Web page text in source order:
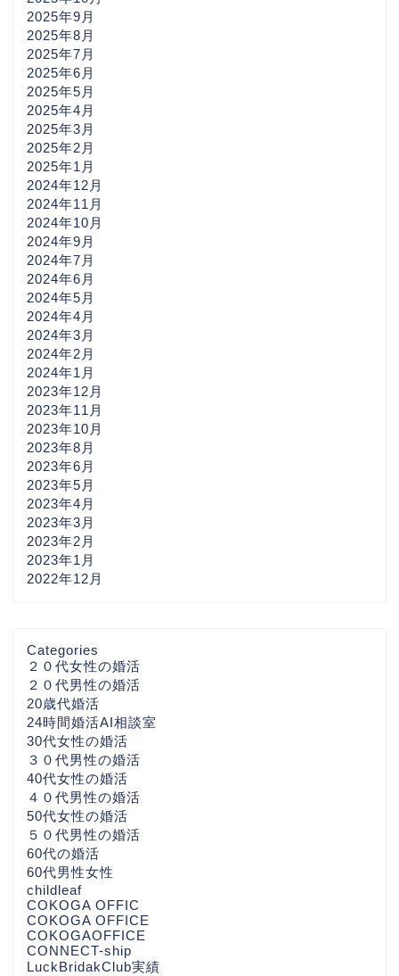
2025年9月
2025年8月
2025年7月
2025年6月
2025年5月
2025年4月
2025年3月
2025年2月
2025年1月
2024年12月
2024年11月
2024年10月
2024年9月
2024年7月
2024年6月
2024年5月
2024年4月
2024年3月
2024年2月
2024年1月
2023年12月
2023年11月
2023年10月
2023年8月
2023年6月
2023年5月
2023年4月
2023年3月
2023年2月
2023年1月
2022年12月
Categories
２０代女性の婚活
２０代男性の婚活
20歳代婚活
24時間婚活AI相談室
30代女性の婚活
３０代男性の婚活
40代女性の婚活
４０代男性の婚活
50代女性の婚活
５０代男性の婚活
60代の婚活
60代男性女性
childleaf
COKOGA OFFIC
COKOGA OFFICE
COKOGAOFFICE
CONNECT-ship
LuckBridakClub実績